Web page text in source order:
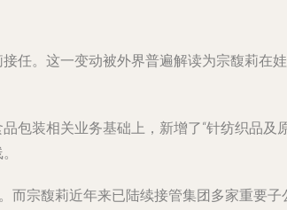
任。这一变动被外界普遍解读为宗馥莉在
包装相关业务基础上，新增了“针纺织品及
而宗馥莉近年来已陆续接管集团多家重要子